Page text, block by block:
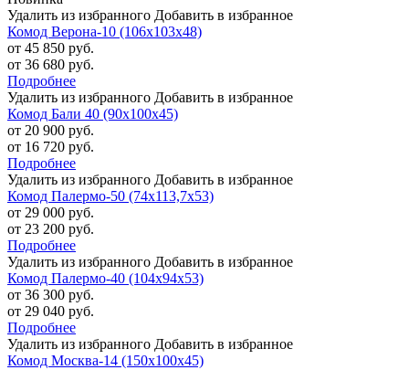
Удалить из избранного Добавить в избранное
Комод Верона-10 (106х103х48)
от 45 850 руб.
от 36 680 руб.
Подробнее
Удалить из избранного Добавить в избранное
Комод Бали 40 (90х100х45)
от 20 900 руб.
от 16 720 руб.
Подробнее
Удалить из избранного Добавить в избранное
Комод Палермо-50 (74х113,7х53)
от 29 000 руб.
от 23 200 руб.
Подробнее
Удалить из избранного Добавить в избранное
Комод Палермо-40 (104х94х53)
от 36 300 руб.
от 29 040 руб.
Подробнее
Удалить из избранного Добавить в избранное
Комод Москва-14 (150х100х45)